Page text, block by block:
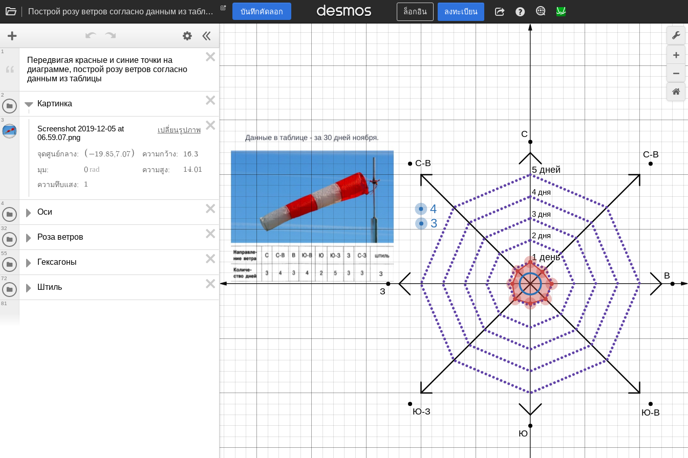
Построй розу ветров согласно данным из таблицы บันทึกคัดลอก ล็อกอิน ลงทะเบียน
Передвигая красные и синие точки на
диаграмме, построй розу ветров согласно
данным из таблицы
1
Картинка
2
Screenshot 2019-12-05 at
06.59.07.png
เปลี่ยนรูปภาพ
จุดศูนย์กลาง: −19 85 ,7 07 ความกว้าง: 16 3
มุม:
0 ความสูง: 14.01
ความทึบแสง:
1
3
Оси
4
Роза ветров
32
Гексагоны
55
Штиль
72
81